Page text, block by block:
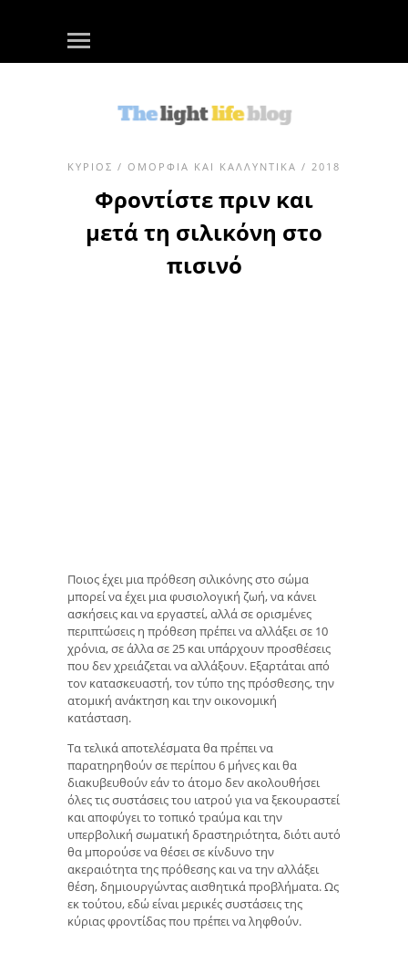
ΚΎΡΙΟΣ / ΟΜΟΡΦΙΆ ΚΑΙ ΚΑΛΛΥΝΤΙΚΆ / 2018
Φροντίστε πριν και
μετά τη σιλικόνη στο
πισινό
Ποιος έχει μια πρόθεση σιλικόνης στο σώμα
μπορεί να έχει μια φυσιολογική ζωή, να κάνει
ασκήσεις και να εργαστεί, αλλά σε ορισμένες
περιπτώσεις η πρόθεση πρέπει να αλλάξει σε 10
χρόνια, σε άλλα σε 25 και υπάρχουν προσθέσεις
που δεν χρειάζεται να αλλάξουν. Εξαρτάται από
τον κατασκευαστή, τον τύπο της πρόσθεσης, την
ατομική ανάκτηση και την οικονομική
κατάσταση.
Τα τελικά αποτελέσματα θα πρέπει να
παρατηρηθούν σε περίπου 6 μήνες και θα
διακυβευθούν εάν το άτομο δεν ακολουθήσει
όλες τις συστάσεις του ιατρού για να ξεκουραστεί
και αποφύγει το τοπικό τραύμα και την
υπερβολική σωματική δραστηριότητα, διότι αυτό
θα μπορούσε να θέσει σε κίνδυνο την
ακεραιότητα της πρόθεσης και να την αλλάξει
θέση, δημιουργώντας αισθητικά προβλήματα. Ως
εκ τούτου, εδώ είναι μερικές συστάσεις της
κύριας φροντίδας που πρέπει να ληφθούν.